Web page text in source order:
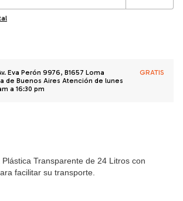
Eva Perón 9976, B1657 Loma
de Buenos Aires Atención de lunes
a 16:30 pm
GRATIS
Transparente de 24 Litros con
facilitar su transporte.